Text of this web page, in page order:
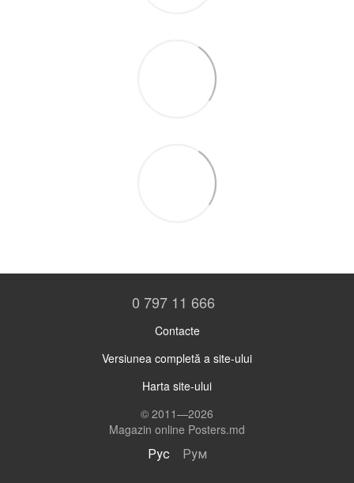
0 797 11 666
Contacte
Versiunea completă a site-ului
Harta site-ului
© 2011—2026
Magazin online Posters.md
Рус Рум